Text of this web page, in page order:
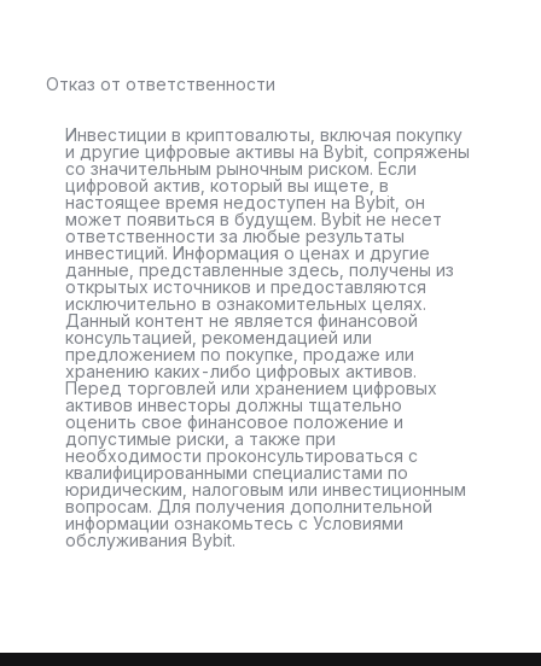
Отказ от ответственности
Инвестиции в криптовалюты, включая покупку
и другие цифровые активы на Bybit, сопряжены
со значительным рыночным риском. Если
цифровой актив, который вы ищете, в
настоящее время недоступен на Bybit, он
может появиться в будущем. Bybit не несет
ответственности за любые результаты
инвестиций. Информация о ценах и другие
данные, представленные здесь, получены из
открытых источников и предоставляются
исключительно в ознакомительных целях.
Данный контент не является финансовой
консультацией, рекомендацией или
предложением по покупке, продаже или
хранению каких-либо цифровых активов.
Перед торговлей или хранением цифровых
активов инвесторы должны тщательно
оценить свое финансовое положение и
допустимые риски, а также при
необходимости проконсультироваться с
квалифицированными специалистами по
юридическим, налоговым или инвестиционным
вопросам. Для получения дополнительной
информации ознакомьтесь с Условиями
обслуживания Bybit.